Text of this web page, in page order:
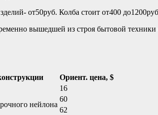
от50руб. Колба стоит от400
вышедшей из строя бытовой
Ориент. цена, $
16
нейлона
60
62